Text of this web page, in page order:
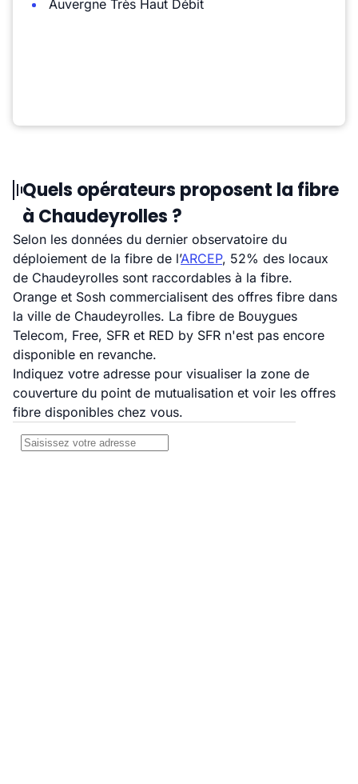
Auvergne Très Haut Débit
Quels opérateurs proposent la fibre
à Chaudeyrolles ?
Selon les données du dernier observatoire du
déploiement de la fibre de l’ARCEP, 52% des locaux
de Chaudeyrolles sont raccordables à la fibre.
Orange et Sosh commercialisent des offres fibre dans
la ville de Chaudeyrolles. La fibre de Bouygues
Telecom, Free, SFR et RED by SFR n'est pas encore
disponible en revanche.
Indiquez votre adresse pour visualiser la zone de
couverture du point de mutualisation et voir les offres
fibre disponibles chez vous.